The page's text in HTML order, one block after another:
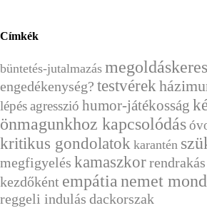
Címkék
büntetés-jutalmazás
engedékenység? testvérek
lépésagresszió humor-játékosság
önmagunkhoz kapcsolódás
kritikus gondolatok karantén
megfigyelés kamaszkorrendrakás
kezdőként empátianemet
reggeli indulás dackorszak